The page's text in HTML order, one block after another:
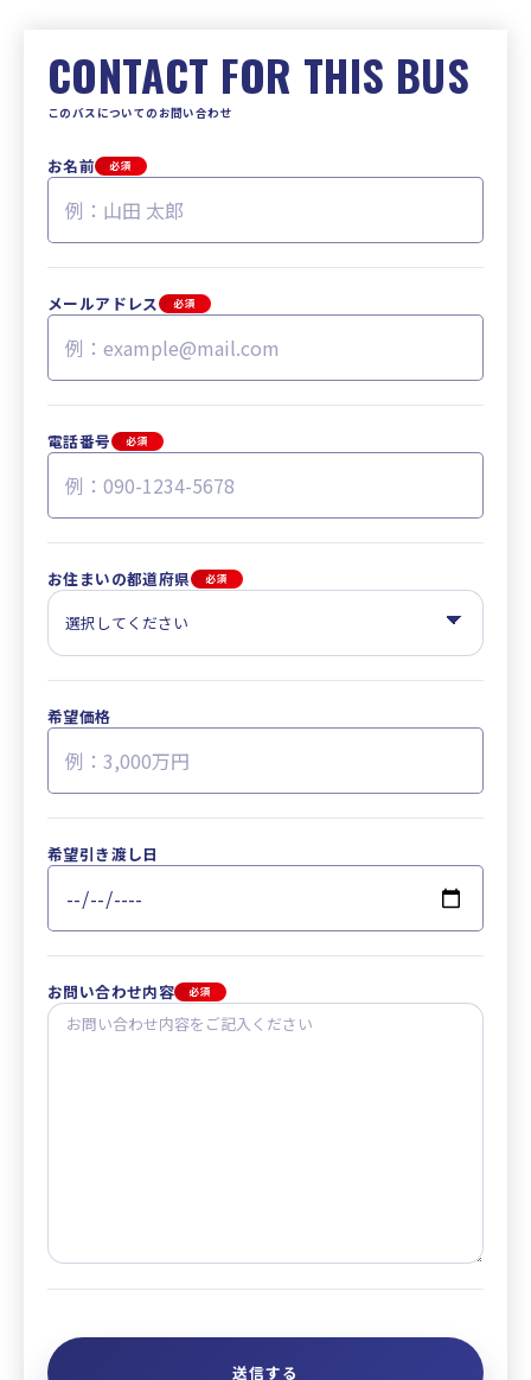
CONTACT FOR THIS BUS
このバスについてのお問い合わせ
お名前 必須
メールアドレス 必須
電話番号 必須
お住まいの都道府県 必須
希望価格
希望引き渡し日
お問い合わせ内容 必須